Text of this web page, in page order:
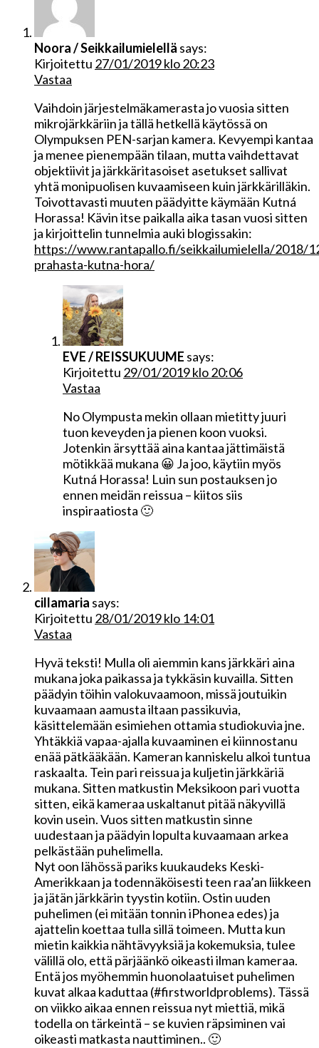
Noora / Seikkailumielellä says:
Kirjoitettu 27/01/2019 klo 20:23
Vastaa
Vaihdoin järjestelmäkamerasta jo vuosia sitten
mikrojärkkäriin ja tällä hetkellä käytössä on
Olympuksen PEN-sarjan kamera. Kevyempi kantaa
ja menee pienempään tilaan, mutta vaihdettavat
objektiivit ja järkkäritasoiset asetukset sallivat
yhtä monipuolisen kuvaamiseen kuin järkkärilläkin.
Toivottavasti muuten päädyitte käymään Kutná
Horassa! Kävin itse paikalla aika tasan vuosi sitten
ja kirjoittelin tunnelmia auki blogissakin:
https://www.rantapallo.fi/seikkailumielella/2018/
prahasta-kutna-hora/
EVE / REISSUKUUME says:
Kirjoitettu 29/01/2019 klo 20:06
Vastaa
No Olympusta mekin ollaan mietitty juuri
tuon keveyden ja pienen koon vuoksi.
Jotenkin ärsyttää aina kantaa jättimäistä
mötikkää mukana 😀 Ja joo, käytiin myös
Kutná Horassa! Luin sun postauksen jo
ennen meidän reissua – kiitos siis
inspiraatiosta 🙂
cillamaria says:
Kirjoitettu 28/01/2019 klo 14:01
Vastaa
Hyvä teksti! Mulla oli aiemmin kans järkkäri aina
mukana joka paikassa ja tykkäsin kuvailla. Sitten
päädyin töihin valokuvaamoon, missä joutuikin
kuvaamaan aamusta iltaan passikuvia,
käsittelemään esimiehen ottamia studiokuvia jne.
Yhtäkkiä vapaa-ajalla kuvaaminen ei kiinnostanu
enää pätkääkään. Kameran kanniskelu alkoi tuntua
raskaalta. Tein pari reissua ja kuljetin järkkäriä
mukana. Sitten matkustin Meksikoon pari vuotta
sitten, eikä kameraa uskaltanut pitää näkyvillä
kovin usein. Vuos sitten matkustin sinne
uudestaan ja päädyin lopulta kuvaamaan arkea
pelkästään puhelimella.
Nyt oon lähössä pariks kuukaudeks Keski-
Amerikkaan ja todennäköisesti teen raa’an liikkeen
ja jätän järkkärin tyystin kotiin. Ostin uuden
puhelimen (ei mitään tonnin iPhonea edes) ja
ajattelin koettaa tulla sillä toimeen. Mutta kun
mietin kaikkia nähtävyyksiä ja kokemuksia, tulee
välillä olo, että pärjäänkö oikeasti ilman kameraa.
Entä jos myöhemmin huonolaatuiset puhelimen
kuvat alkaa kaduttaa (#firstworldproblems). Tässä
on viikko aikaa ennen reissua nyt miettiä, mikä
todella on tärkeintä – se kuvien räpsiminen vai
oikeasti matkasta nauttiminen.. 🙂